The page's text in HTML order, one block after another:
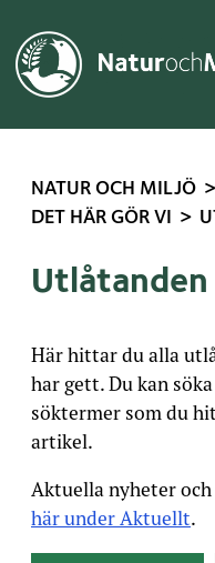
NATUR OCH MILJÖ >
DET HÄR GÖR VI
>
Utlåtanden
Här hittar du alla
har gett. Du kan
söktermer som du
artikel.
Aktuella nyheter
här under Aktuellt.